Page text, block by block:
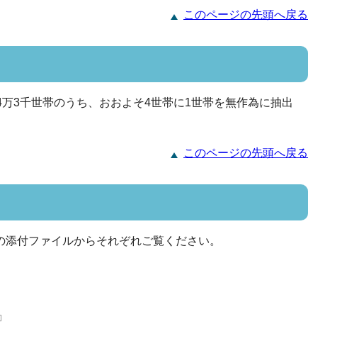
このページの先頭へ戻る
3千世帯のうち、おおよそ4世帯に1世帯を無作為に抽出
このページの先頭へ戻る
付ファイルからそれぞれご覧ください。